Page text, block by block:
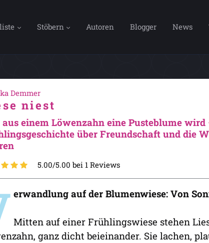
Stöbern Autoren Blogger News
Demmer
niest
aus einem Löwenzahn eine Pusteblume
über Freundschaft und die
5.00/5.00 bei 1 Reviews
erwandlung auf der Blumenwiese: Von
Mitten auf einer Frühlingswiese stehen
ganz dicht beieinander. Sie lachen,